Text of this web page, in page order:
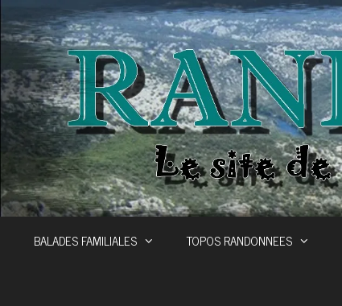
Aller
au
contenu
BALADES FAMILIALES TOPOS RANDONNEES